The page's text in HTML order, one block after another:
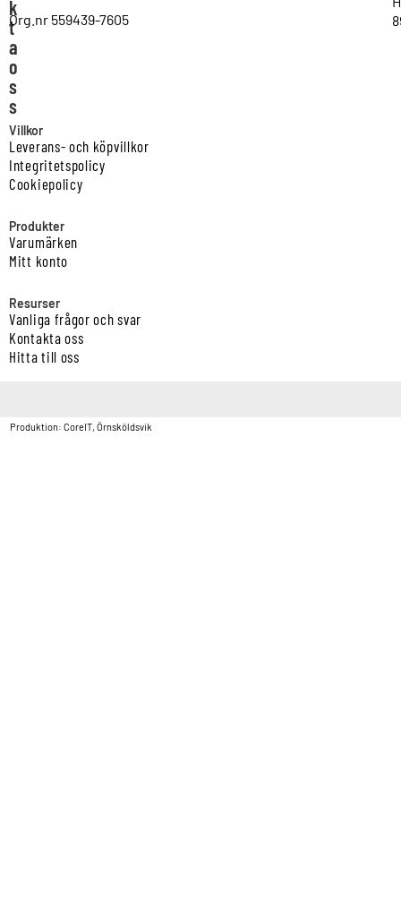
k
t
a
o
s
s
Org.nr 559439-7605
Villkor
Leverans- och köpvillkor
Integritetspolicy
Cookiepolicy
Produkter
Varumärken
Mitt konto
Resurser
Vanliga frågor och svar
Kontakta oss
Hitta till oss
Produktion: CoreIT, Örnsköldsvik